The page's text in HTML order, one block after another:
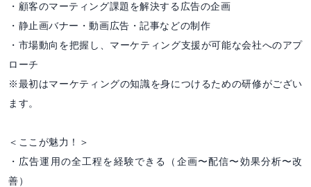
・顧客のマーティング課題を解決する広告の企画
・静止画バナー・動画広告・記事などの制作
・市場動向を把握し、マーケティング支援が可能な会社へのアプ
ローチ
※最初はマーケティングの知識を身につけるための研修がござい
ます。
＜ここが魅力！＞
・広告運用の全工程を経験できる（企画〜配信〜効果分析〜改
善）